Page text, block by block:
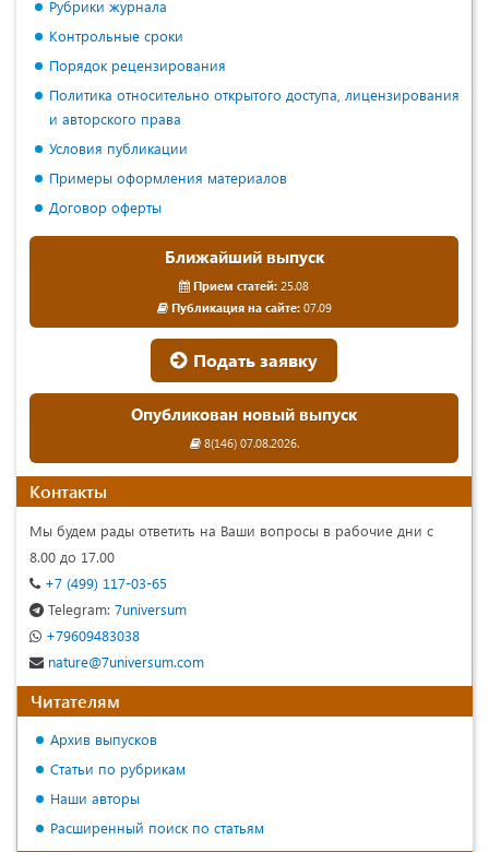
Рубрики журнала
Контрольные сроки
Порядок рецензирования
Политика относительно открытого доступа, лицензирования
и авторского права
Условия публикации
Примеры оформления материалов
Договор оферты
Ближайший выпуск
Прием статей: 25.08
Публикация на сайте:07.09
Подать заявку
Опубликован новый выпуск
8(146) 07.08.2026.
Контакты
Мы будем рады ответить на Ваши вопросы в рабочие дни с
8.00 до 17.00
+7 (499) 117-03-65
Telegram: 7universum
+79609483038
nature@7universum.com
Читателям
Архив выпусков
Статьи по рубрикам
Наши авторы
Расширенный поиск по статьям